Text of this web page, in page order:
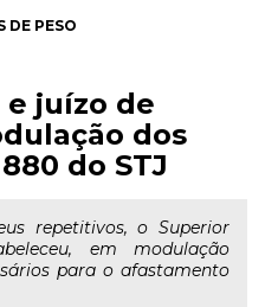
DE PESO
e juízo de
dos
do STJ
repetitivos, o Superior
em modulação
para o afastamento